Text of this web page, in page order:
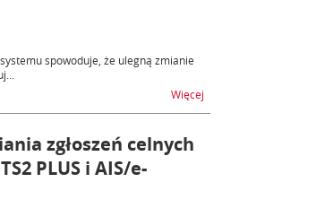
spowoduje, że ulegną zmianie
Więcej
zgłoszeń celnych
PLUS i AIS/e-